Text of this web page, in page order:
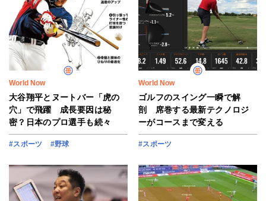
World Now
大谷翔平とヌートバー「虎の
穴」で飛躍 成長要因は秘
密？日本のプロ選手も続々
#スポーツ #野球
World Now
ゴルフのスイング一瞬で解
剖 席巻する最新テクノロジ
ーがコースまで変える
#スポーツ